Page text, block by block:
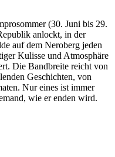
(30. Juni bis 29.
anlockt, in der
auf dem Neroberg jeden
Kulisse und Atmosphäre
Die Bandbreite reicht von
Geschichten, von
Nur eines ist immer
wie er enden wird.